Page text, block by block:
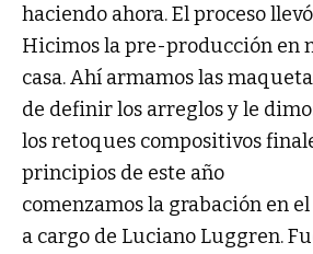
haciendo ahora. El proceso
Hicimos la pre-producción en
casa. Ahí armamos las
de definir los arreglos y le
los retoques compositivos
principios de este año
comenzamos la grabación en
a cargo de Luciano Luggren.